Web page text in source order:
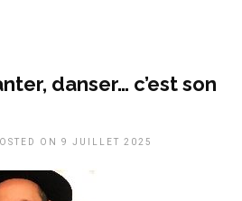
danser… c’est son
ON 9 JUILLET 2025